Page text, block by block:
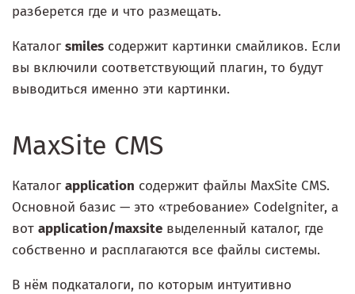
разберется где и что размещать.
Каталогsmiles содержит картинки смайликов. Если
вы включили соответствующий плагин, то будут
выводиться именно эти картинки.
MaxSite CMS
Каталогapplication содержит файлы MaxSite CMS.
Основной базис — это «требование» CodeIgniter, а
вот application/maxsite выделенный каталог, где
собственно и расплагаются все файлы системы.
В нём подкаталоги, по которым интуитивно